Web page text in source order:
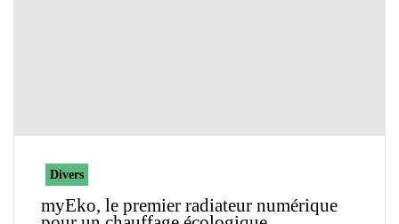
Divers
myEko, le premier radiateur numérique